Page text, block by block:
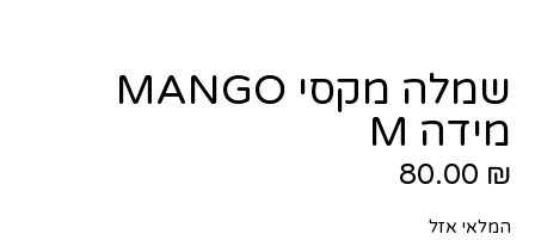
שמלה מקסי MANGO
מידה M
80.00 ₪
המלאי אזל